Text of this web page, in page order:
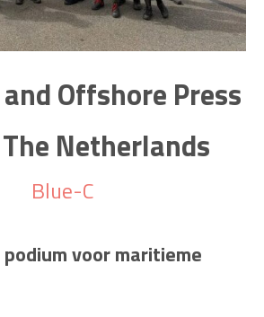
Offshore Press
Netherlands
Blue-C
voor maritieme